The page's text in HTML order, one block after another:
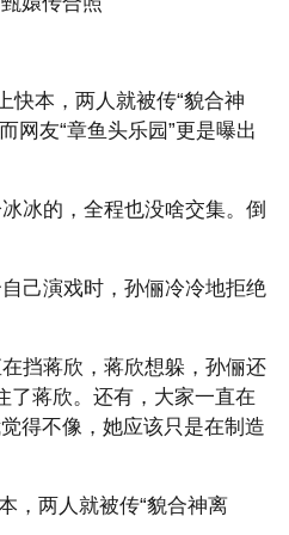
快本，两人就被传“貌合神
网友“章鱼头乐园”更是曝出
冰的，全程也没啥交集。倒
己演戏时，孙俪冷冷地拒绝
挡蒋欣，蒋欣想躲，孙俪还
了蒋欣。还有，大家一直在
得不像，她应该只是在制造